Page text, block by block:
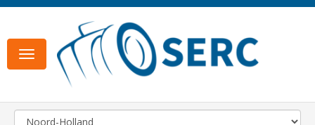
Toggle
navigation